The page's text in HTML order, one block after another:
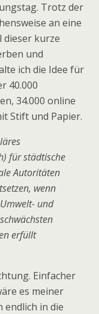
Trotz der
an eine
dieser kurze
und
ich die Idee für
40.000
34.000 online
Stift und Papier.
für städtische
Autoritäten
wenn
und
erfüllt
Einfacher
es meiner
endlich in die